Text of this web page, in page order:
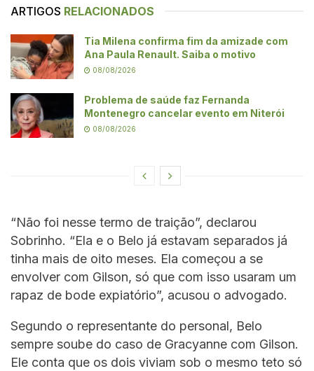
ARTIGOS RELACIONADOS
Tia Milena confirma fim da amizade com
Ana Paula Renault. Saiba o motivo
08/08/2026
Problema de saúde faz Fernanda
Montenegro cancelar evento em Niterói
08/08/2026
“Não foi nesse termo de traição”, declarou
Sobrinho. “Ela e o Belo já estavam separados já
tinha mais de oito meses. Ela começou a se
envolver com Gilson, só que com isso usaram um
rapaz de bode expiatório”, acusou o advogado.
Segundo o representante do personal, Belo
sempre soube do caso de Gracyanne com Gilson.
Ele conta que os dois viviam sob o mesmo teto só